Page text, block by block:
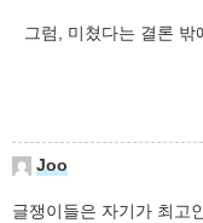
그럼, 미쳤다는 결론 밖
Joo
글쟁이들은 자기가 최고